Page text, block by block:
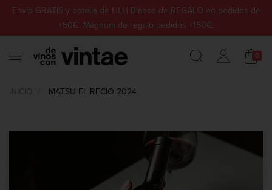
Envío GRATIS y botella de HLH Blanco de REGALO en pedidos de
+50€. Mágnum de regalo pedidos +150€.
0
MATSU EL RECIO 2024